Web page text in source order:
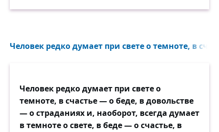
Человек редко думает при свете о темноте, в
Человек редко думает при свете о
темноте, в счастье — о беде, в довольстве
— о страданиях и, наоборот, всегда думает
в темноте о свете, в беде — о счастье, в